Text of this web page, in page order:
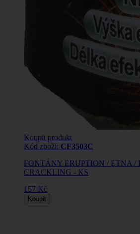
Koupit produkt
Kód zboží: CF3503C
FONTÁNY ERUPTION / ETNA /
CRACKLING - KS
157 Kč
Koupit